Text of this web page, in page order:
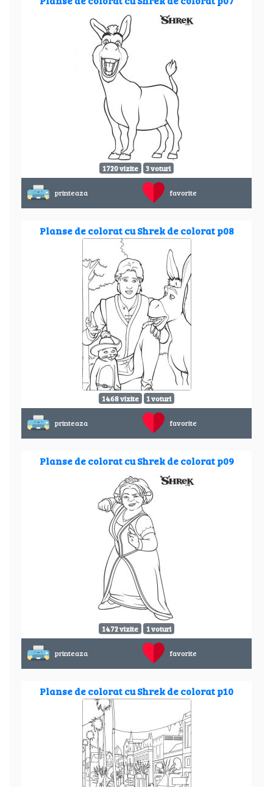
1720 vizite 3 voturi
printeaza favorite
Planse de colorat cu Shrek de colorat p08
1468 vizite 1 voturi
printeaza favorite
Planse de colorat cu Shrek de colorat p09
1472 vizite 1 voturi
printeaza favorite
Planse de colorat cu Shrek de colorat p10